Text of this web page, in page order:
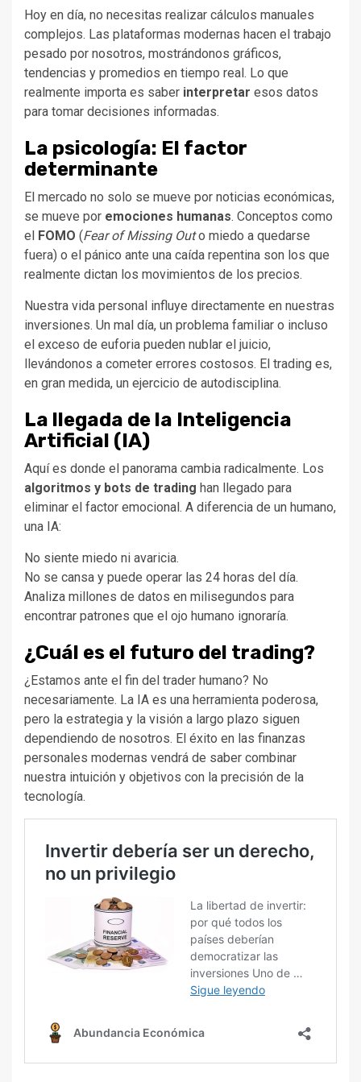
Hoy en día, no necesitas realizar cálculos manuales
complejos. Las plataformas modernas hacen el trabajo
pesado por nosotros, mostrándonos gráficos,
tendencias y promedios en tiempo real. Lo que
realmente importa es saber interpretar esos datos
para tomar decisiones informadas.
La psicología: El factor
determinante
El mercado no solo se mueve por noticias económicas,
se mueve por emociones humanas. Conceptos como
el
FOMO (Fear of Missing Outo miedo a quedarse
fuera) o el pánico ante una caída repentina son los que
realmente dictan los movimientos de los precios.
Nuestra vida personal influye directamente en nuestras
inversiones. Un mal día, un problema familiar o incluso
el exceso de euforia pueden nublar el juicio,
llevándonos a cometer errores costosos. El trading es,
en gran medida, un ejercicio de autodisciplina.
La llegada de la Inteligencia
Artificial (IA)
Aquí es donde el panorama cambia radicalmente. Los
algoritmos y bots de trading han llegado para
eliminar el factor emocional. A diferencia de un humano,
una IA:
No siente miedo ni avaricia.
No se cansa y puede operar las 24 horas del día.
Analiza millones de datos en milisegundos para
encontrar patrones que el ojo humano ignoraría.
¿Cuál es el futuro del trading?
¿Estamos ante el fin del trader humano? No
necesariamente. La IA es una herramienta poderosa,
pero la estrategia y la visión a largo plazo siguen
dependiendo de nosotros. El éxito en las finanzas
personales modernas vendrá de saber combinar
nuestra intuición y objetivos con la precisión de la
tecnología.